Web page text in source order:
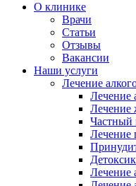
О клинике
Врачи
Статьи
Отзывы
Вакансии
Наши услуги
Лечение
Лечение
Лечение
Частный
Лечение
Лечение